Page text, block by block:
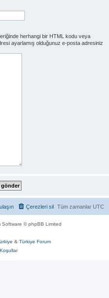
herhangi bir HTML kodu veya
ayarlamış olduğunuz e-posta adresiniz
Tüm zamanlar UTC
Çerezleri sil
Software © phpBB Limited
& Türkiye Forum
Koşullar